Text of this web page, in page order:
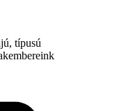
típusú